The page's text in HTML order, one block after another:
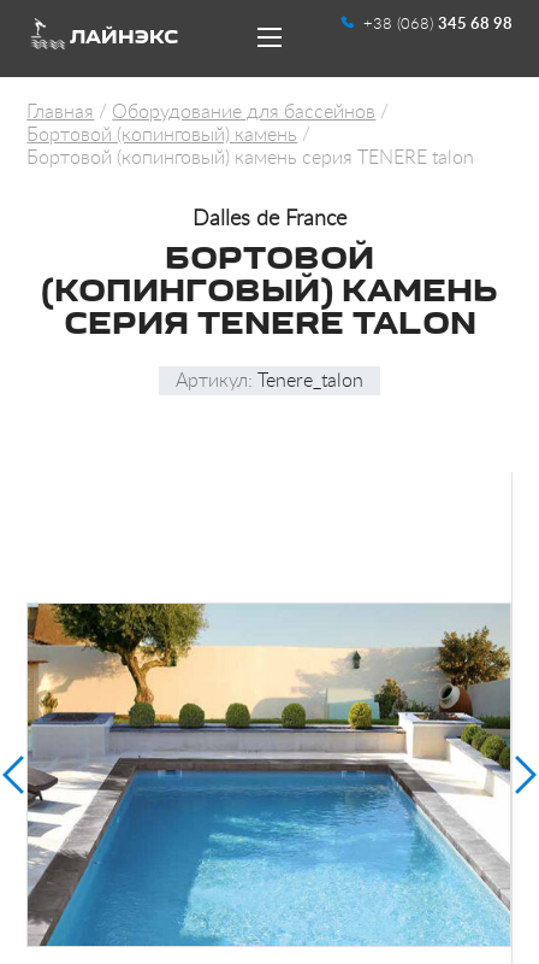
+38 (068) 345 68 98
ЛАЙНЭКС
Главная
Оборудование для бассейнов
Бортовой (копинговый) камень
Бортовой (копинговый) камень серия TENERE talon
Dalles de France
БОРТОВОЙ
(КОПИНГОВЫЙ) КАМЕНЬ
СЕРИЯ TENERE TALON
Артикул: Tenere_talon